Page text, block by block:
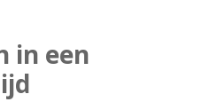
in een